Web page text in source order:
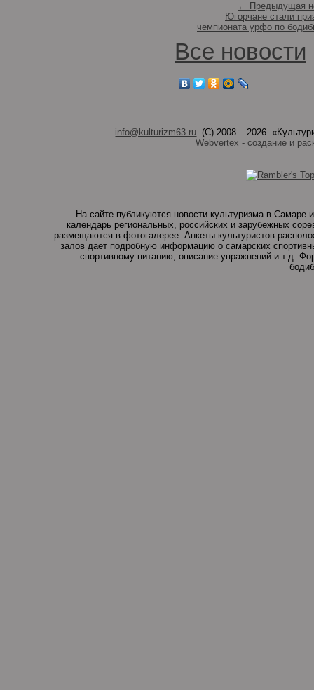
← Предыдущая
Югорчане стали
чемпионата урфо по
Все новости
info@kulturizm63.ru. (C) 2008 – 2026.
Webvertex - создание и
На сайте публикуются новости культуризма в
календарь региональных, российских и зарубежных
размещаются в фотогалерее. Анкеты культуристов
залов дает подробную информацию о самарских
спортивному питанию, описание упражнений и т.д.